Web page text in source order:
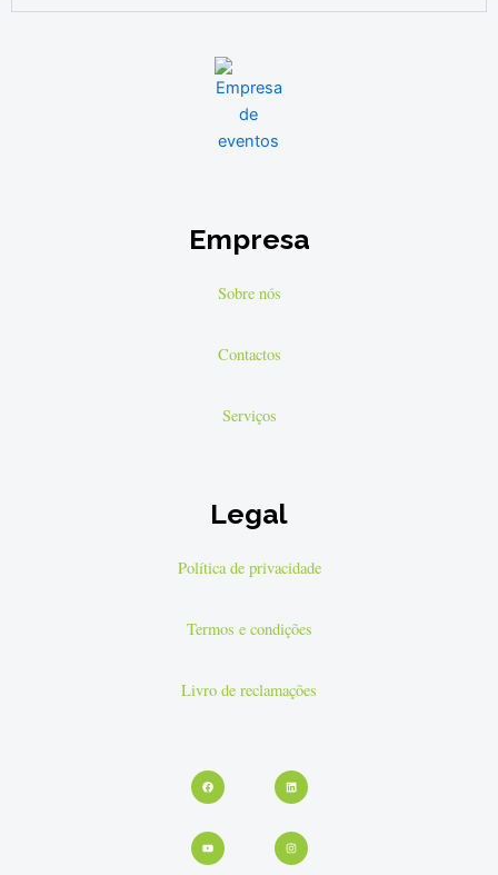
Empresa
Sobre nós
Contactos
Serviços
Legal
Política de privacidade
Termos e condições
Livro de reclamações
Facebook Linkedin
Youtube Instagram